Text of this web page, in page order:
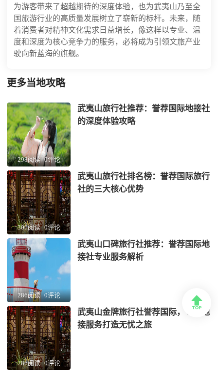
为游客带来了超越期待的深度体验，也为武夷山乃至全
国旅游行业的高质量发展树立了崭新的标杆。未来，随
着消费者对精神文化需求日益增长，像这样以专业、温
度和深度为核心竞争力的服务，必将成为引领文旅产业
驶向新蓝海的旗舰。
更多当地攻略
298阅读 0评论
武夷山旅行社推荐：誉荐国际地接社
的深度体验攻略
306阅读 0评论
武夷山旅行社排名榜：誉荐国际旅行
社的三大核心优势
286阅读 0评论
武夷山口碑旅行社推荐：誉荐国际地
接社专业服务解析
286阅读 0评论
武夷山金牌旅行社誉荐国际，专业地
接服务打造无忧之旅
